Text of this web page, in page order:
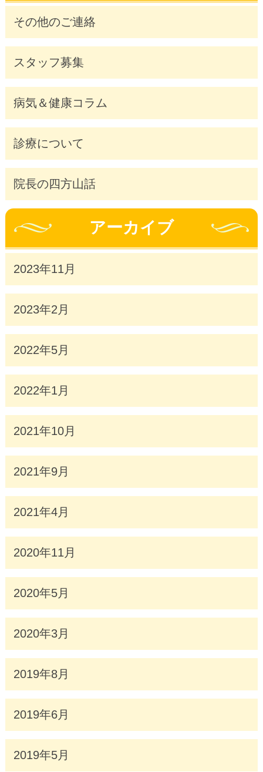
その他のご連絡
スタッフ募集
病気＆健康コラム
診療について
院長の四方山話
アーカイブ
2023年11月
2023年2月
2022年5月
2022年1月
2021年10月
2021年9月
2021年4月
2020年11月
2020年5月
2020年3月
2019年8月
2019年6月
2019年5月